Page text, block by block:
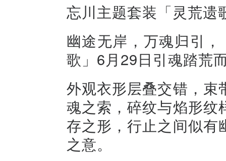
忘川主题套装「灵荒遗
幽途无岸，万魂归引
歌」6月29日引魂踏荒
外观衣形层叠交错，
魂之索，碎纹与焰形
存之形，行止之间似
之意。